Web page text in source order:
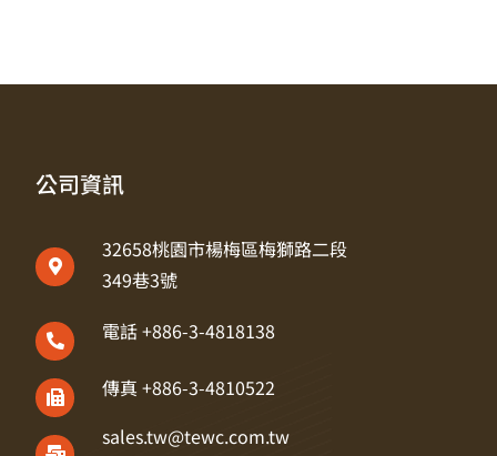
公司資訊
32658桃園市楊梅區梅獅路二段
349巷3號
電話 +886-3-4818138
傳真 +886-3-4810522
sales.tw@tewc.com.tw